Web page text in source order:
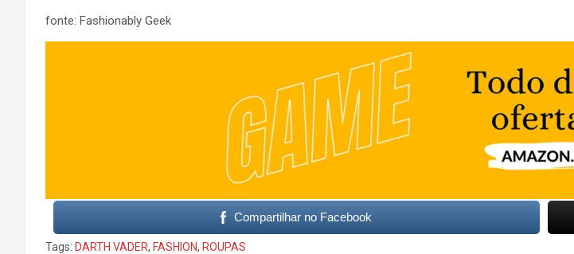
fonte: Fashionably Geek
Compartilhar no Facebook
Tags: DARTH VADER, FASHION, ROUPAS